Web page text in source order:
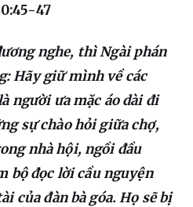
47
nghe, thì Ngài phán
Hãy giữ mình về các
người ưa mặc áo dài đi
sự chào hỏi giữa chợ,
nhà hội, ngồi đầu
bộ đọc lời cầu nguyện
của đàn bà góa. Họ sẽ bị